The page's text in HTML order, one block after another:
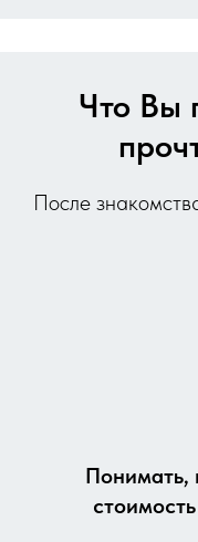
Что Вы
После
Понимать,